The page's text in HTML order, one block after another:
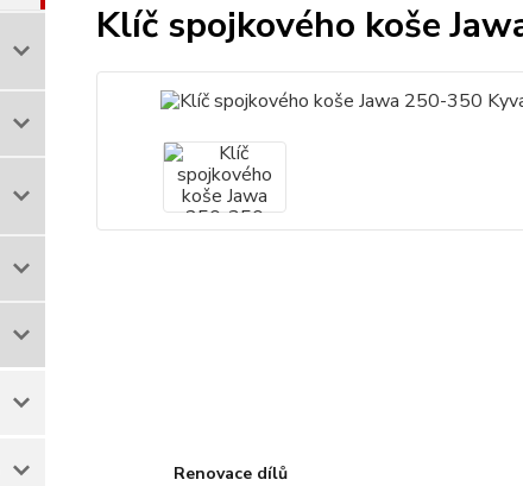
Klíč spojkového koše
Renovace dílů